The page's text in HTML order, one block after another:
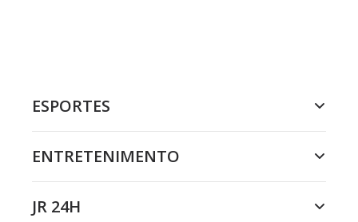
ESPORTES
ENTRETENIMENTO
JR 24H